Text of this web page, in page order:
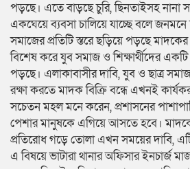
পড়ছে। এতে বাড়ছে চুরি, ছিনতাইসহ নানা
একঘেয়ে ব্যবসা চালিয়ে যাচ্ছে বলে
সমাজের প্রতিটি স্তরে ছড়িয়ে পড়ছে মাদকের
বিশেষ করে যুব সমাজ ও শিক্ষার্থীদের
পড়ছে। এলাকাবাসীর দাবি, যুব ও ছাত্র
রক্ষা করতে মাদক বিক্রি বন্ধে এখনই
সচেতন মহল মনে করেন, প্রশাসনের
পেশার মানুষকে এগিয়ে আসতে হবে।
প্রতিরোধ গড়ে তোলা এখন সময়ের দাবি,
এ বিষয়ে ভাটারা থানার অফিসার ইনচার্জ